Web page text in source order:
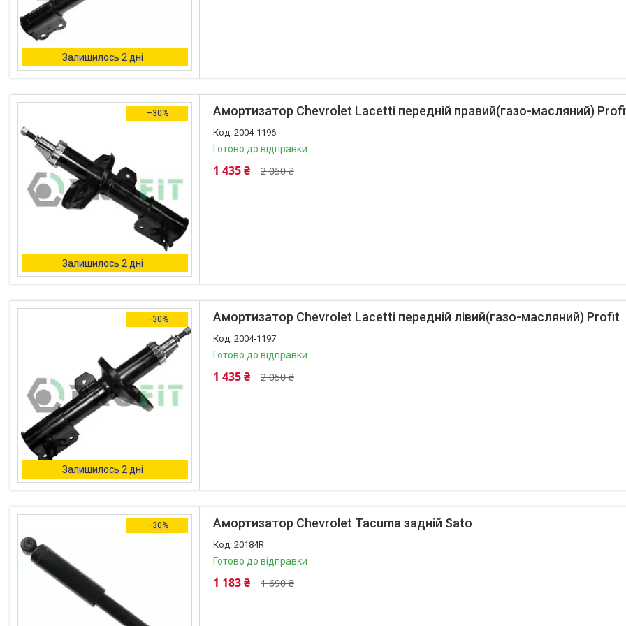
Залишилось 2 дні
–30%
Залишилось 2 дні
Амортизатор Chevrolet Lacetti передній правий(газо-масляний)
2004-1196
Готово до відправки
2 050 ₴
1 435 ₴
–30%
Залишилось 2 дні
Амортизатор Chevrolet Lacetti передній лівий(газо-масляний) Profit
2004-1197
Готово до відправки
2 050 ₴
1 435 ₴
–30% Амортизатор Chevrolet Tacuma задній Sato
20184R
Готово до відправки
1 690 ₴
1 183 ₴